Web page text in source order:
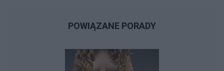
POWIĄZANE PORADY